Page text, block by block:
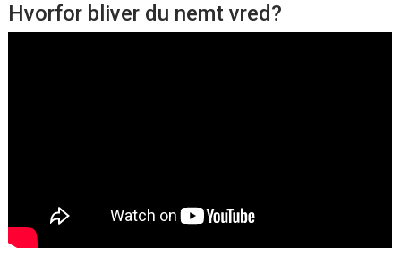
Hvorfor bliver du nemt vred?